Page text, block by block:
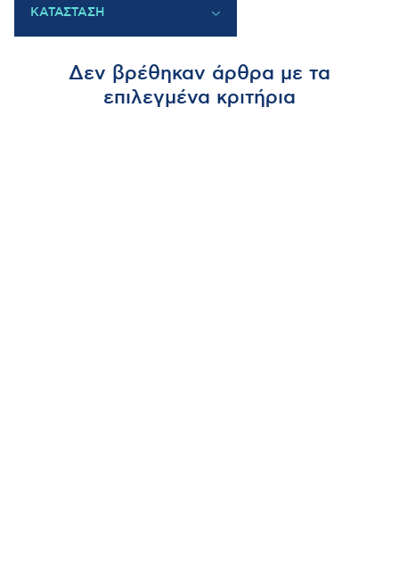
ΕΠΙΧΕΙΡΗΜΑΤΙΚΑ ΚΕΝΤΡΑ
ΕΜΠΟΡΕΥΜΑΤΙΚΑ ΚΕΝΤΡΑ
ΕΠΑΓΓΕΛΜΑΤΙΚΟΙ ΧΩΡΟΙ –
ΚΑΤΑΣΤΑΣΗ
Δεν βρέθηκαν άρθρα με τα
επιλεγμένα κριτήρια